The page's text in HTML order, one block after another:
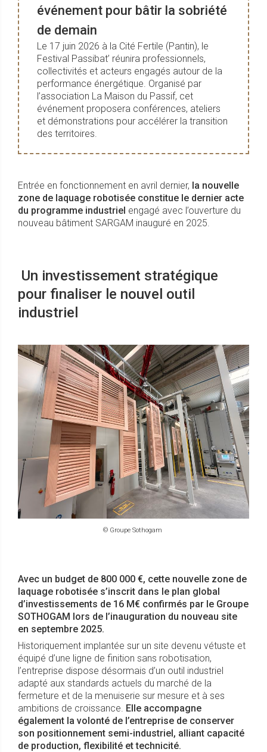
événement pour bâtir la sobriété
de demain
Le 17 juin 2026 à la Cité Fertile (Pantin), le
Festival Passibat’ réunira professionnels,
collectivités et acteurs engagés autour de la
performance énergétique. Organisé par
l’association La Maison du Passif, cet
événement proposera conférences, ateliers
et démonstrations pour accélérer la transition
des territoires.
Entrée en fonctionnement en avril dernier, la nouvelle
zone de laquage robotisée constitue le dernier acte
du programme industriel engagé avec l’ouverture du
nouveau bâtiment SARGAM inauguré en 2025.
Un investissement stratégique
pour finaliser le nouvel outil
industriel
© Groupe Sothogam
Avec un budget de 800 000 €, cette nouvelle zone de
laquage robotisée s’inscrit dans le plan global
d’investissements de 16 M€ confirmés par le Groupe
SOTHOGAM lors de l’inauguration du nouveau site
en septembre 2025.
Historiquement implantée sur un site devenu vétuste et
équipé d’une ligne de finition sans robotisation,
l’entreprise dispose désormais d’un outil industriel
adapté aux standards actuels du marché de la
fermeture et de la menuiserie sur mesure et à ses
ambitions de croissance. Elle accompagne
également la volonté de l’entreprise de conserver
son positionnement semi-industriel, alliant capacité
de production, flexibilité et technicité.